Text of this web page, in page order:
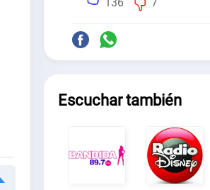
Escuchar también